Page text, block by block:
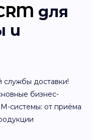
для
и
службы доставки!
бизнес-
системы: от приёма